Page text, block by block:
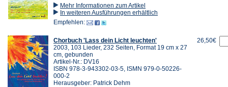
Mehr Informationen zum Artikel
In weiteren Ausführungen erhältlich
Empfehlen:
Chorbuch 'Lass dein Licht leuchten'
2003, 103 Lieder, 232 Seiten, Format 19 cm x 27
cm, gebunden
Artikel-Nr.: DV16
ISBN 978-3-943302-03-5, ISMN 979-0-50226-
000-2
Herausgeber: Patrick Dehm
26,50€